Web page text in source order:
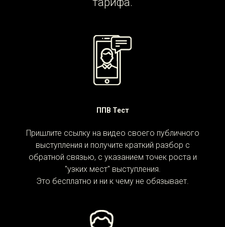
ППВ Тест
Пришлите ссылку на видео своего публичного
выступления и получите краткий разбор с
обратной связью, с указанием точек роста и
"узких мест" выступления.
Это бесплатно и ни к чему не обязывает.